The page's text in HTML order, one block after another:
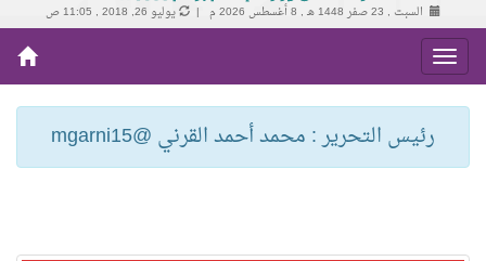
السبت , 23 صفر 1448 هـ , 8 أغسطس 2026 م | يوليو 26, 2018 , 11:05 ص
رئيس التحرير : محمد أحمد القرني @mgarni15